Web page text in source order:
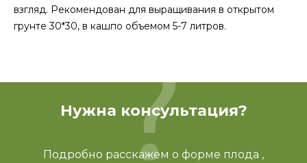
взгляд. Рекомендован для выращивания в открытом
грунте 30*30, в кашпо объемом 5-7 литров.
Нужна консультация?
Подробно расскажем о форме плода ,